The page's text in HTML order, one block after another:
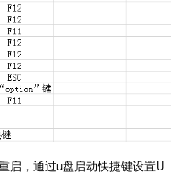
启，通过u盘启动快捷键设置U